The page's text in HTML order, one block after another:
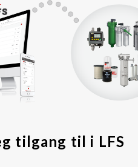
tilgang til i LFS